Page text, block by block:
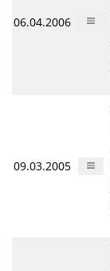
06.04.2006
09.03.2005